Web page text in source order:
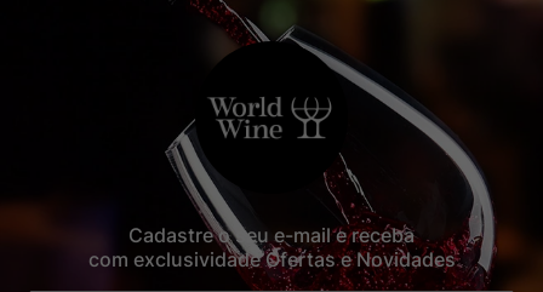
Cadastre o seu e-mail e receba
com exclusividade Ofertas e Novidades